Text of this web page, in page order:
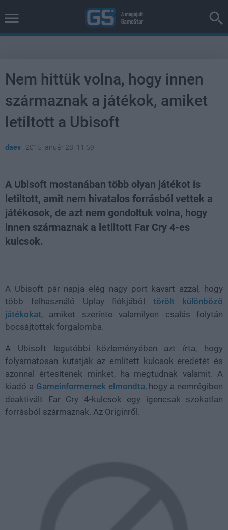
Nem hittük volna, hogy innen
származnak a játékok, amiket
letiltott a Ubisoft
daev | 2015 január 28. 11:59
A Ubisoft mostanában több olyan játékot is
letiltott, amit nem hivatalos forrásból vettek a
játékosok, de azt nem gondoltuk volna, hogy
innen származnak a letiltott Far Cry 4-es
kulcsok.
A Ubisoft pár napja elég nagy port kavart azzal, hogy
több felhasználó Uplay fiókjából törölt különböző
játékokat, amiket szerinte valamilyen csalás folytán
bocsájtottak forgalomba.
A Ubisoft legutóbbi közleményében azt írta, hogy
folyamatosan kutatják az említett kulcsok eredetét és
azonnal értesítenek minket, ha megtudnak valamit. A
kiadó a Gameinformernek elmondta, hogy a nemrégiben
deaktivált Far Cry 4-kulcsok egy igencsak szokatlan
forrásból származnak. Az Originről.